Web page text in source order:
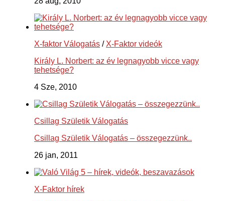
X-faktor Válogatás / X-Faktor videók
Király L. Norbert: az év legnagyobb vicce vagy
tehetsége?
4 Sze, 2010
Csillag Születik Válogatás
Csillag Születik Válogatás – összegezzünk..
26 jan, 2011
X-Faktor hírek